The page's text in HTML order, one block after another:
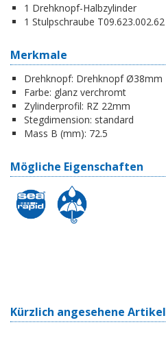
1 Drehknopf-Halbzylinder
1 Stulpschraube T09.623.002.62
Merkmale
Drehknopf: Drehknopf Ø38mm
Farbe: glanz verchromt
Zylinderprofil: RZ 22mm
Stegdimension: standard
Mass B (mm): 72.5
Mögliche Eigenschaften
Kürzlich angesehene Artikel